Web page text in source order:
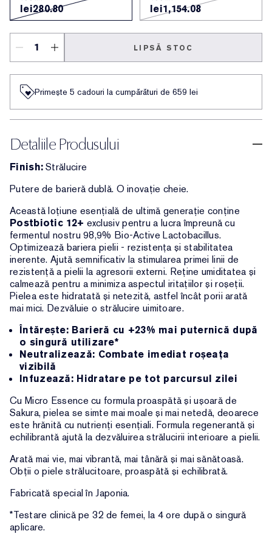
lei280.80 lei1,154.08
LIPSĂ STOC
Primește 5 cadouri la cumpărături de 659 lei
Detaliile Produsului
Finish:Strălucire
Putere de barieră dublă. O inovație cheie.
Această loțiune esențială de ultimă generație conține
Postbiotic 12+ exclusiv pentru a lucra împreună cu
fermentul nostru 98,9% Bio-Active Lactobacillus.
Optimizează bariera pielii - rezistența și stabilitatea
inerente. Ajută semnificativ la stimularea primei linii de
rezistență a pielii la agresorii externi. Reține umiditatea și
calmează pentru a minimiza aspectul iritațiilor și roșeții.
Pielea este hidratată și netezită, astfel încât porii arată
mai mici. Dezvăluie o strălucire uimitoare.
Întărește: Barieră cu +23% mai puternică după
o singură utilizare*
Neutralizează: Combate imediat roșeața
vizibilă
Infuzează: Hidratare pe tot parcursul zilei
Cu Micro Essence cu formula proaspătă și ușoară de
Sakura, pielea se simte mai moale și mai netedă, deoarece
este hrănită cu nutrienți esențiali. Formula regenerantă și
echilibrantă ajută la dezvăluirea strălucirii interioare a pielii.
Arată mai vie, mai vibrantă, mai tânără și mai sănătoasă.
Obții o piele strălucitoare, proaspătă și echilibrată.
Fabricată special în Japonia.
*Testare clinică pe 32 de femei, la 4 ore după o singură
aplicare.